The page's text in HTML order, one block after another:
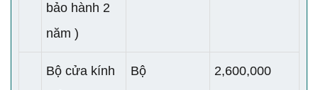
bảo hành 2
năm )
Bộ cửa kính
Bộ 2,600,000